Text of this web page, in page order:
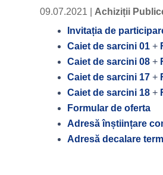
09.07.2021
Achiziții
Invitația de
Caiet de sarcini 01 +
Caiet de sarcini 08 +
Caiet de sarcini 17 +
Caiet de sarcini 18 +
Formular de oferta
Adresă înștiințare
Adresă decalare